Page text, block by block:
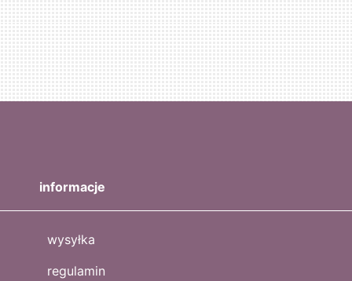
informacje
wysyłka
regulamin